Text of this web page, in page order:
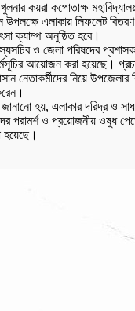
কয়রা কপোতাক্ষ
এলাকায় লিফলেট
ক্যাম্প অনুষ্ঠিত হবে।
ও জেলা পরিষদের
আয়োজন করা হয়েছে।
নেতাকর্মীদের নিয়ে
হয়, এলাকার দরিদ্র ও
পরামর্শ ও প্রয়োজনীয় ওষুধ
হয়েছে।